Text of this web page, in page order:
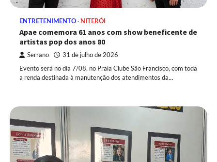
ENTRETENIMENTO NITERÓI
Apae comemora 61 anos com show beneficente de
artistas pop dos anos 80
Serrano 31 de julho de 2026
Evento será no dia 7/08, no Praia Clube São Francisco, com toda
a renda destinada à manutenção dos atendimentos da…